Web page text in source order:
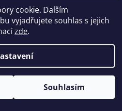
cookie. Dalším
vyjadřujete souhlas s jejich
zde.
Souhlasím
Y OH1 M BLK